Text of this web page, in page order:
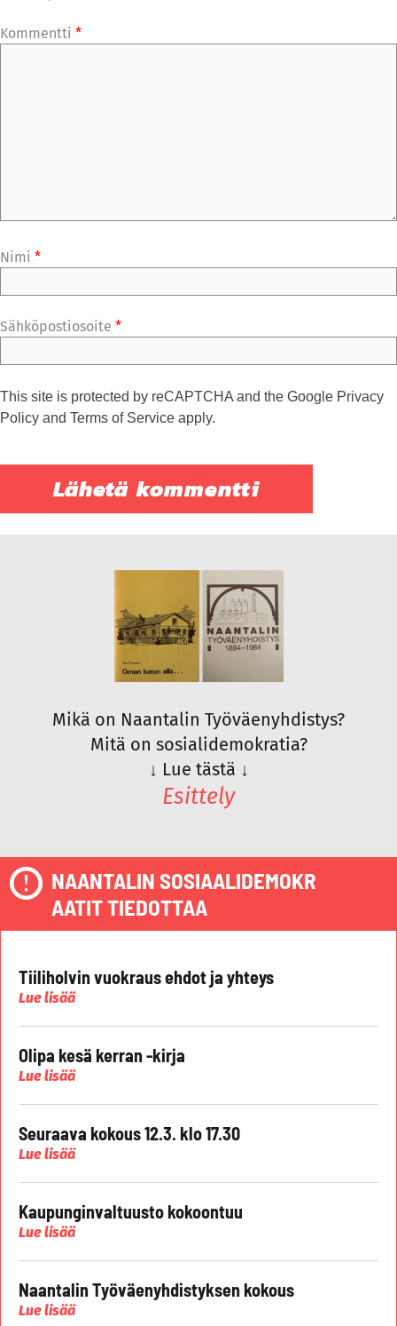
Kommentti *
Nimi *
Sähköpostiosoite *
This site is protected by reCAPTCHA and the Google Privacy
Policy and Terms of Service apply.
Mikä on Naantalin Työväenyhdistys?
Mitä on sosialidemokratia?
↓ Lue tästä ↓
Esittely
NAANTALIN SOSIAALIDEMOKR
AATIT TIEDOTTAA
Tiiliholvin vuokraus ehdot ja yhteys
Lue lisää
Olipa kesä kerran -kirja
Lue lisää
Seuraava kokous 12.3. klo 17.30
Lue lisää
Kaupunginvaltuusto kokoontuu
Lue lisää
Naantalin Työväenyhdistyksen kokous
Lue lisää